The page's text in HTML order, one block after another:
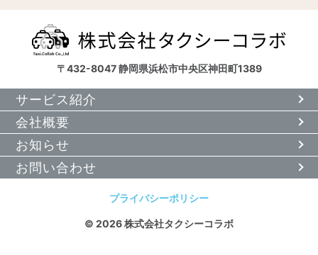
〒432-8047 静岡県浜松市中央区神田町1389
サービス紹介
会社概要
お知らせ
お問い合わせ
プライバシーポリシー
© 2026 株式会社タクシーコラボ